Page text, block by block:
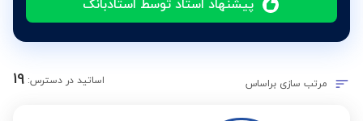
پیشنهاد استاد توسط استادبانک
مرتب سازی براساس اساتید در دسترس: 19